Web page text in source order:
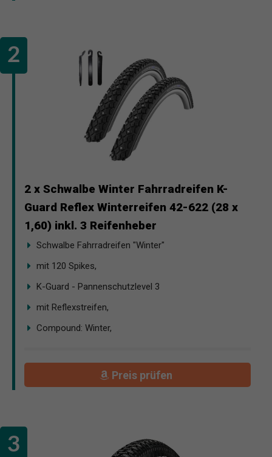
2 x Schwalbe Winter Fahrradreifen K-
Guard Reflex Winterreifen 42-622 (28 x
1,60) inkl. 3 Reifenheber
Schwalbe Fahrradreifen "Winter"
mit 120 Spikes,
K-Guard - Pannenschutzlevel 3
mit Reflexstreifen,
Compound: Winter,
Preis prüfen